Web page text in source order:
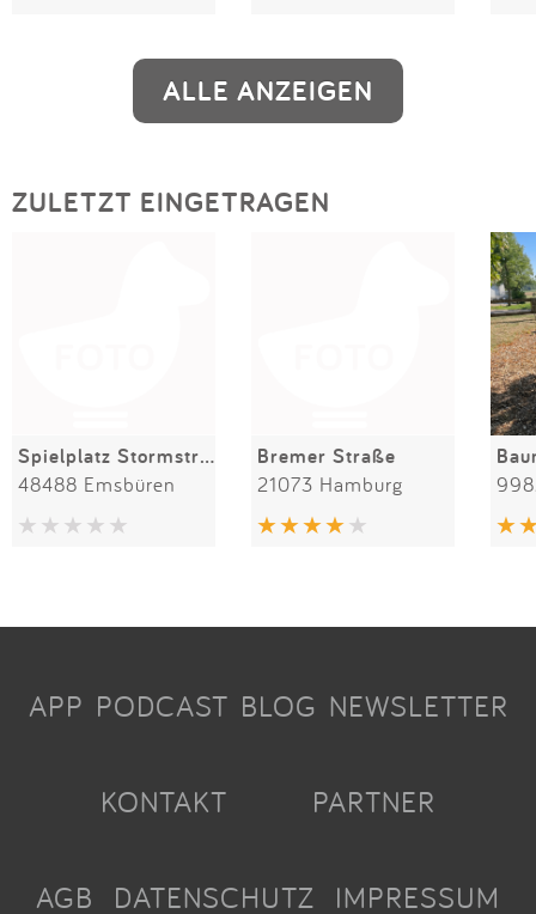
ALLE ANZEIGEN
ZULETZT EINGETRAGEN
Spielplatz Stormstrasse
48488 Emsbüren
Bremer Straße
21073 Hamburg
APP PODCAST BLOG NEWSLETTER
KONTAKT PARTNER
AGB DATENSCHUTZ IMPRESSUM